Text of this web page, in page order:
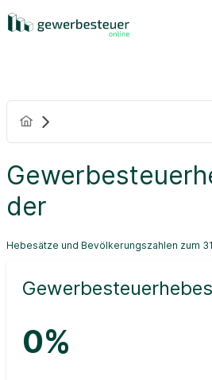
der
Hebesätze und Bevölkerungszahlen zum
0%